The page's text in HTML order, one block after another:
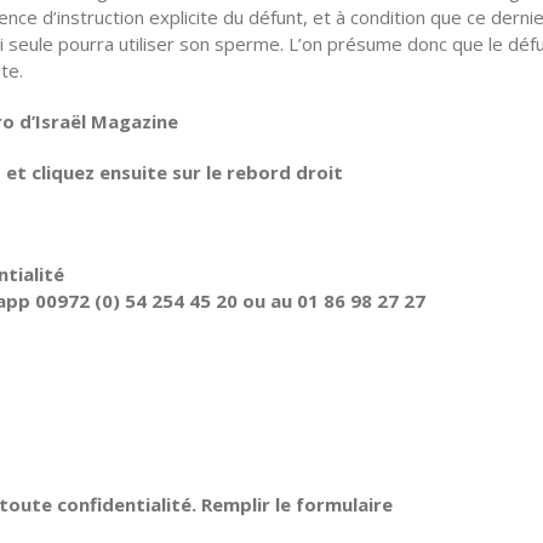
d’instruction explicite du défunt, et à condition que ce
pourra utiliser son sperme. L’on présume donc que le
d’Israël Magazine
cliquez ensuite sur le rebord droit
00972 (0) 54 254 45 20 ou au 01 86 98 27 27
toute confidentialité. Remplir le formulaire